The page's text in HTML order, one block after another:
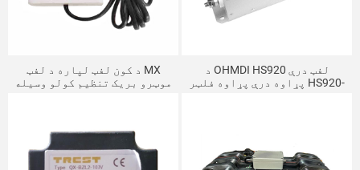
د کون لفټ لپاره د لفټ MX
موټرو بریک تنظیم کولو وسیله
د OHMDI HS920 لفټ درې
پړاوه درې پړاوه فلټر HS920-